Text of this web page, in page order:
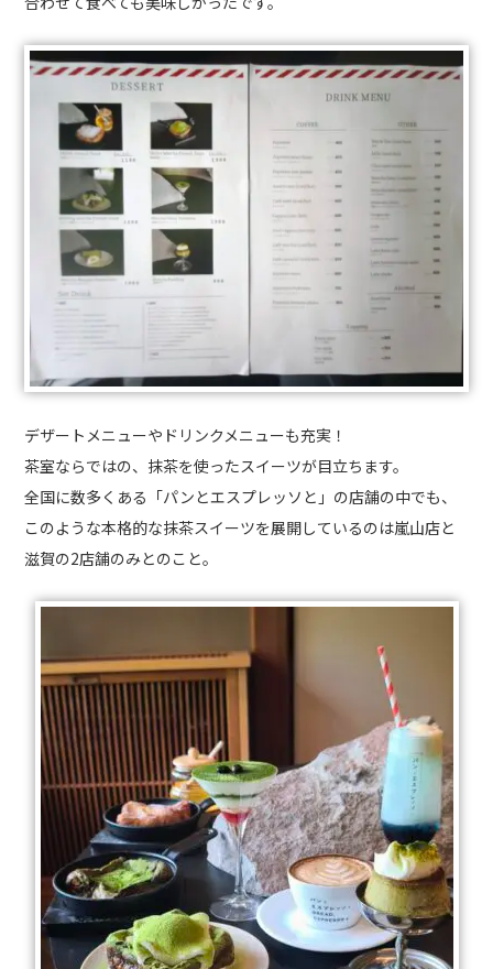
デザートメニューやドリンクメニューも充実！
茶室ならではの、抹茶を使ったスイーツが目立ちます。
全国に数多くある「パンとエスプレッソと」の店舗の中でも、
このような本格的な抹茶スイーツを展開しているのは嵐山店と
滋賀の2店舗のみとのこと。